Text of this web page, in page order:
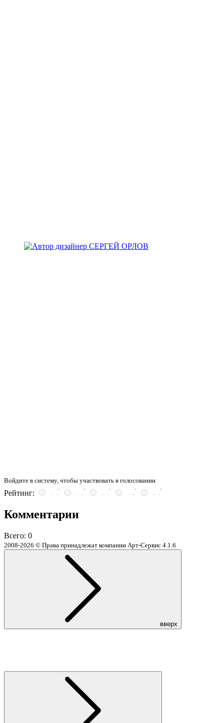
Войдите в систему, чтобы участвовать в голосовании
Рейтинг:
Комментарии
Всего: 0
2008-2026 © Права принадлежат компании Арт-Сервис 4.1.6
вверх